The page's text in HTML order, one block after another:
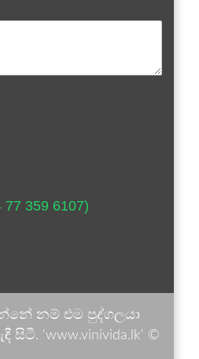
77 359 6107)
නම් එම පුද්ගලයා
'www.vinivida.lk' ©